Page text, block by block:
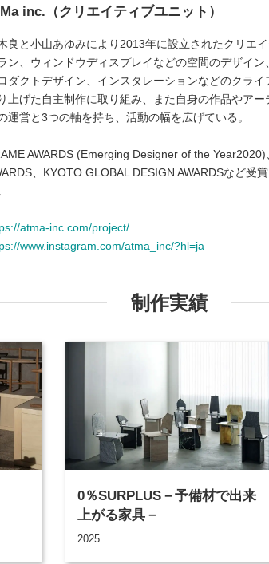
inc.（クリエイティブユニット）
良と⼩⼭あゆみにより2013年に設⽴されたクリエ
ン、ウィンドウディスプレイなどの空間のデザイ
ダクトデザイン、インスタレーションなどのクラ
上げた⾃主制作に取り組み、また⾃⾝の作品やア
運営と3つの軸を持ち、活動の幅を広げている。
AWARDS (Emerging Designer of the
、KYOTO GLOBAL DESIGN AWARDSなど受
atma-inc.com/project/
www.instagram.com/atma_inc/?hl=ja
制作実績
0％SURPLUS－予備材で出来
上がる家具－
2025